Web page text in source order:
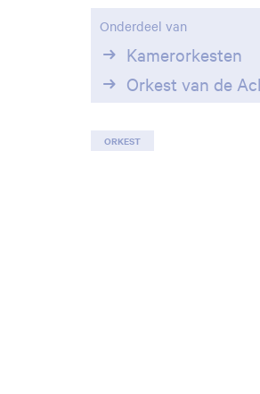
Onderdeel van
Kamerorkesten
Orkest van de
ORKEST